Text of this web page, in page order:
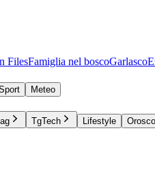
FilesFamiglia nel boscoGarlasco
Meteo
TgTech Lifestyle